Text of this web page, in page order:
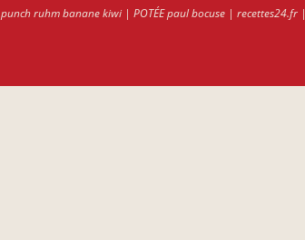
punch ruhm banane kiwi| POTÉE paul bocuse| recettes24.fr|